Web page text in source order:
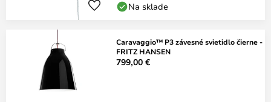
Na sklade
Caravaggio™ P3 závesné svietidlo čierne -
FRITZ HANSEN
799,00 €